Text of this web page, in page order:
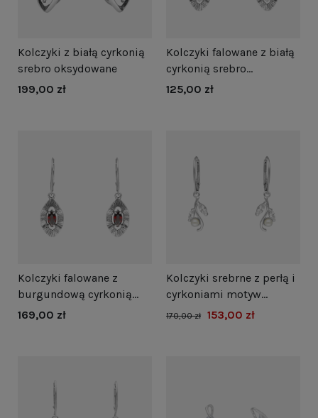
Kolczyki z białą cyrkonią
srebro oksydowane
199,00 zł
Kolczyki falowane z białą
cyrkonią srebro
oksydowane
125,00 zł
Kolczyki falowane z
burgundową cyrkonią
srebro oksydowane
169,00 zł
Kolczyki srebrne z perłą i
cyrkoniami motyw
roślinny
170,00 zł 153,00 zł